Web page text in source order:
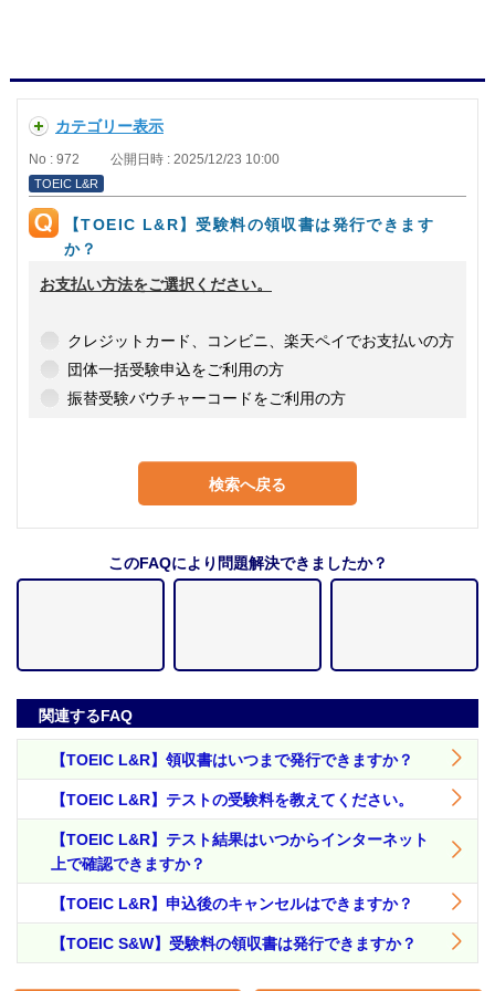
カテゴリー表示
No : 972 公開日時 : 2025/12/23 10:00
TOEIC L&R
【TOEIC L&R】受験料の領収書は発行できます
か？
お支払い方法をご選択ください。
クレジットカード、コンビニ、楽天ペイでお支払いの方
団体一括受験申込をご利用の方
振替受験バウチャーコードをご利用の方
検索へ戻る
このFAQにより問題解決できましたか？
関連するFAQ
【TOEIC L&R】領収書はいつまで発行できますか？
【TOEIC L&R】テストの受験料を教えてください。
【TOEIC L&R】テスト結果はいつからインターネット
上で確認できますか？
【TOEIC L&R】申込後のキャンセルはできますか？
【TOEIC S&W】受験料の領収書は発行できますか？